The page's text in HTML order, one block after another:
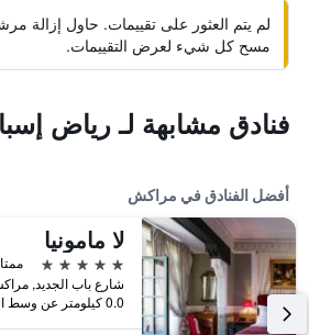
لم يتم العثور على تقييمات. حاول إزالة
مسح كل شيء لعرض التقييمات.
فنادق مشابهة لـ رياض
أفضل الفنادق في مراكش
لا مامونيا
5 نجوم
ممتاز
0.0 كيلومتر عن وسط المدينة